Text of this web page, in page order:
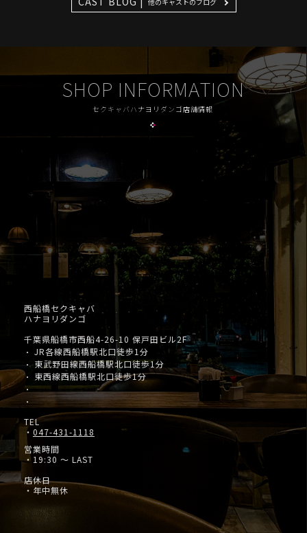
SHOP INFORMATION
セクキャバハナヨリダンゴ店舗情報
西船橋セクキャバ
ハナヨリダンゴ
千葉県船橋市西船4-26-10 保戸田ビル2F
・ JR各線西船橋駅北口徒歩1分
・東武野田線西船橋駅北口徒歩1分
・ 東西線西船橋駅北口徒歩1分
・
・
TEL
・ 047-431-1118
営業時間
・19:30 ～ LAST
店休日
・年中無休